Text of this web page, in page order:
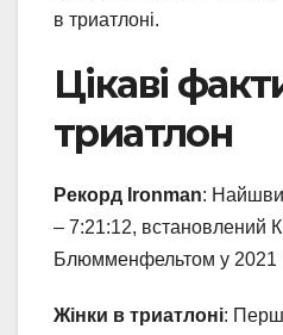
в триатлоні.
Цікаві
триатлон
Рекорд Ironman:
– 7:21:12, встановлений
Блюмменфельтом у 2021
Жінки в триатлоні: